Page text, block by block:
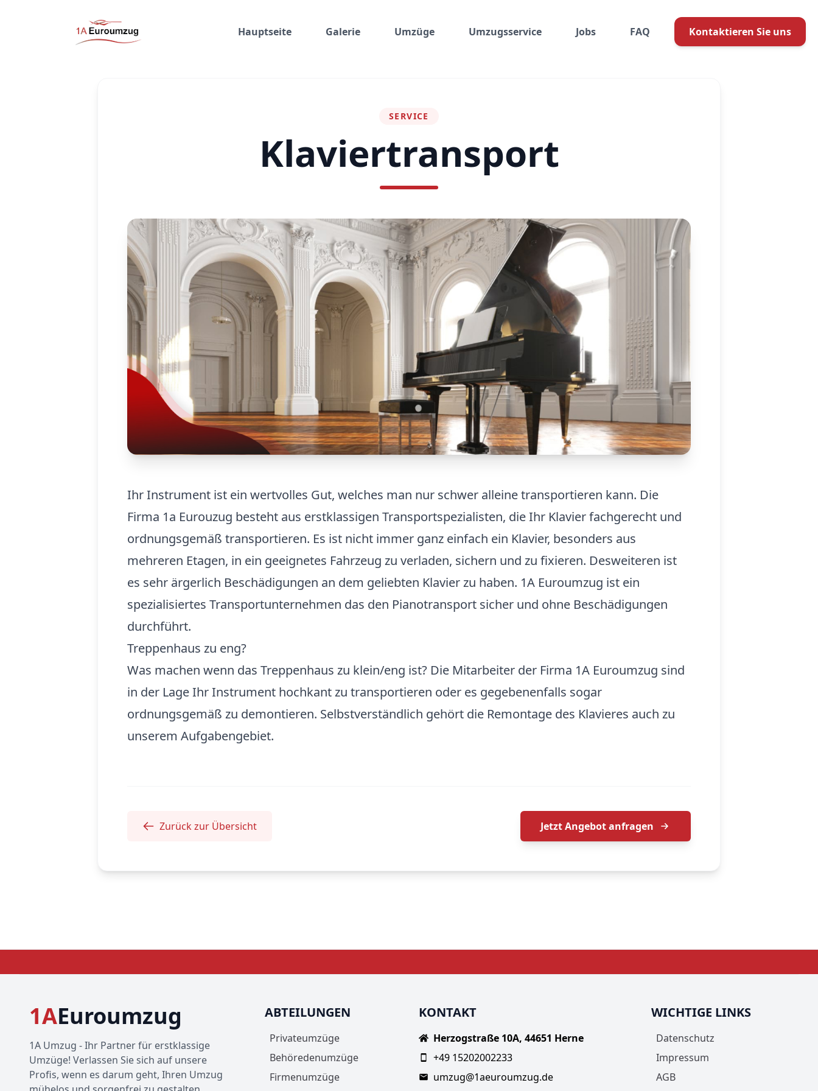
Hauptseite Galerie Umzüge Umzugsservice Jobs FAQ Kontaktieren Sie uns
SERVICE
Klaviertransport
Ihr Instrument ist ein wertvolles Gut, welches man nur schwer alleine transportieren kann. Die
Firma 1a Eurouzug besteht aus erstklassigen Transportspezialisten, die Ihr Klavier fachgerecht und
ordnungsgemäß transportieren. Es ist nicht immer ganz einfach ein Klavier, besonders aus
mehreren Etagen, in ein geeignetes Fahrzeug zu verladen, sichern und zu fixieren. Desweiteren ist
es sehr ärgerlich Beschädigungen an dem geliebten Klavier zu haben. 1A Euroumzug ist ein
spezialisiertes Transportunternehmen das den Pianotransport sicher und ohne Beschädigungen
durchführt.
Treppenhaus zu eng?
Was machen wenn das Treppenhaus zu klein/eng ist? Die Mitarbeiter der Firma 1A Euroumzug sind
in der Lage Ihr Instrument hochkant zu transportieren oder es gegebenenfalls sogar
ordnungsgemäß zu demontieren. Selbstverständlich gehört die Remontage des Klavieres auch zu
unserem Aufgabengebiet.
Zurück zur Übersicht Jetzt Angebot anfragen
1AEuroumzug
1A Umzug - Ihr Partner für erstklassige
Umzüge! Verlassen Sie sich auf unsere
Profis, wenn es darum geht, Ihren Umzug
ABTEILUNGEN
Privateumzüge
Behöredenumzüge
Firmenumzüge
KONTAKT
Herzogstraße 10A, 44651 Herne
+49 15202002233
umzug@1aeuroumzug.de
WICHTIGE LINKS
Datenschutz
Impressum
AGB